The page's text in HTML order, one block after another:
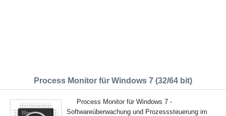
Process Monitor für Windows 7 (32/64 bit)
Process Monitor für Windows 7 -
Softwareüberwachung und Prozesssteuerung im